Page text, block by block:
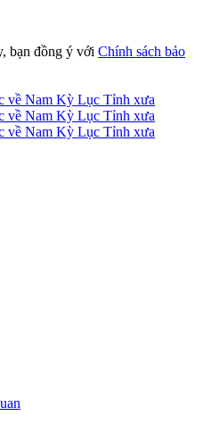
bạn đồng ý với Chính sách bảo